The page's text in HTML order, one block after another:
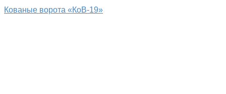
Кованые ворота «КоВ-19»